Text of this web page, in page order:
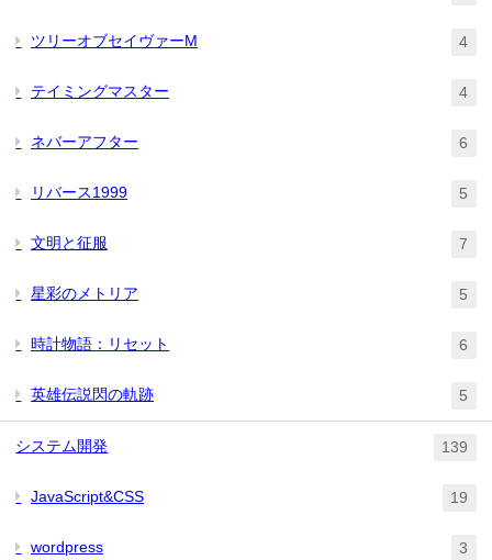
ツリーオブセイヴァーM 4
テイミングマスター 4
ネバーアフター 6
リバース1999 5
文明と征服 7
星彩のメトリア 5
時計物語：リセット 6
英雄伝説閃の軌跡 5
システム開発 139
JavaScript&CSS 19
wordpress 3